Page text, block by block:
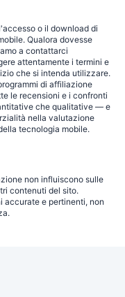
o il download di
Qualora dovesse
a contattarci
attentamente i termini e
che si intenda utilizzare.
di affiliazione
le recensioni e i confronti
che qualitative — e
nella valutazione
tecnologia mobile.
non influiscono sulle
contenuti del sito.
accurate e pertinenti, non